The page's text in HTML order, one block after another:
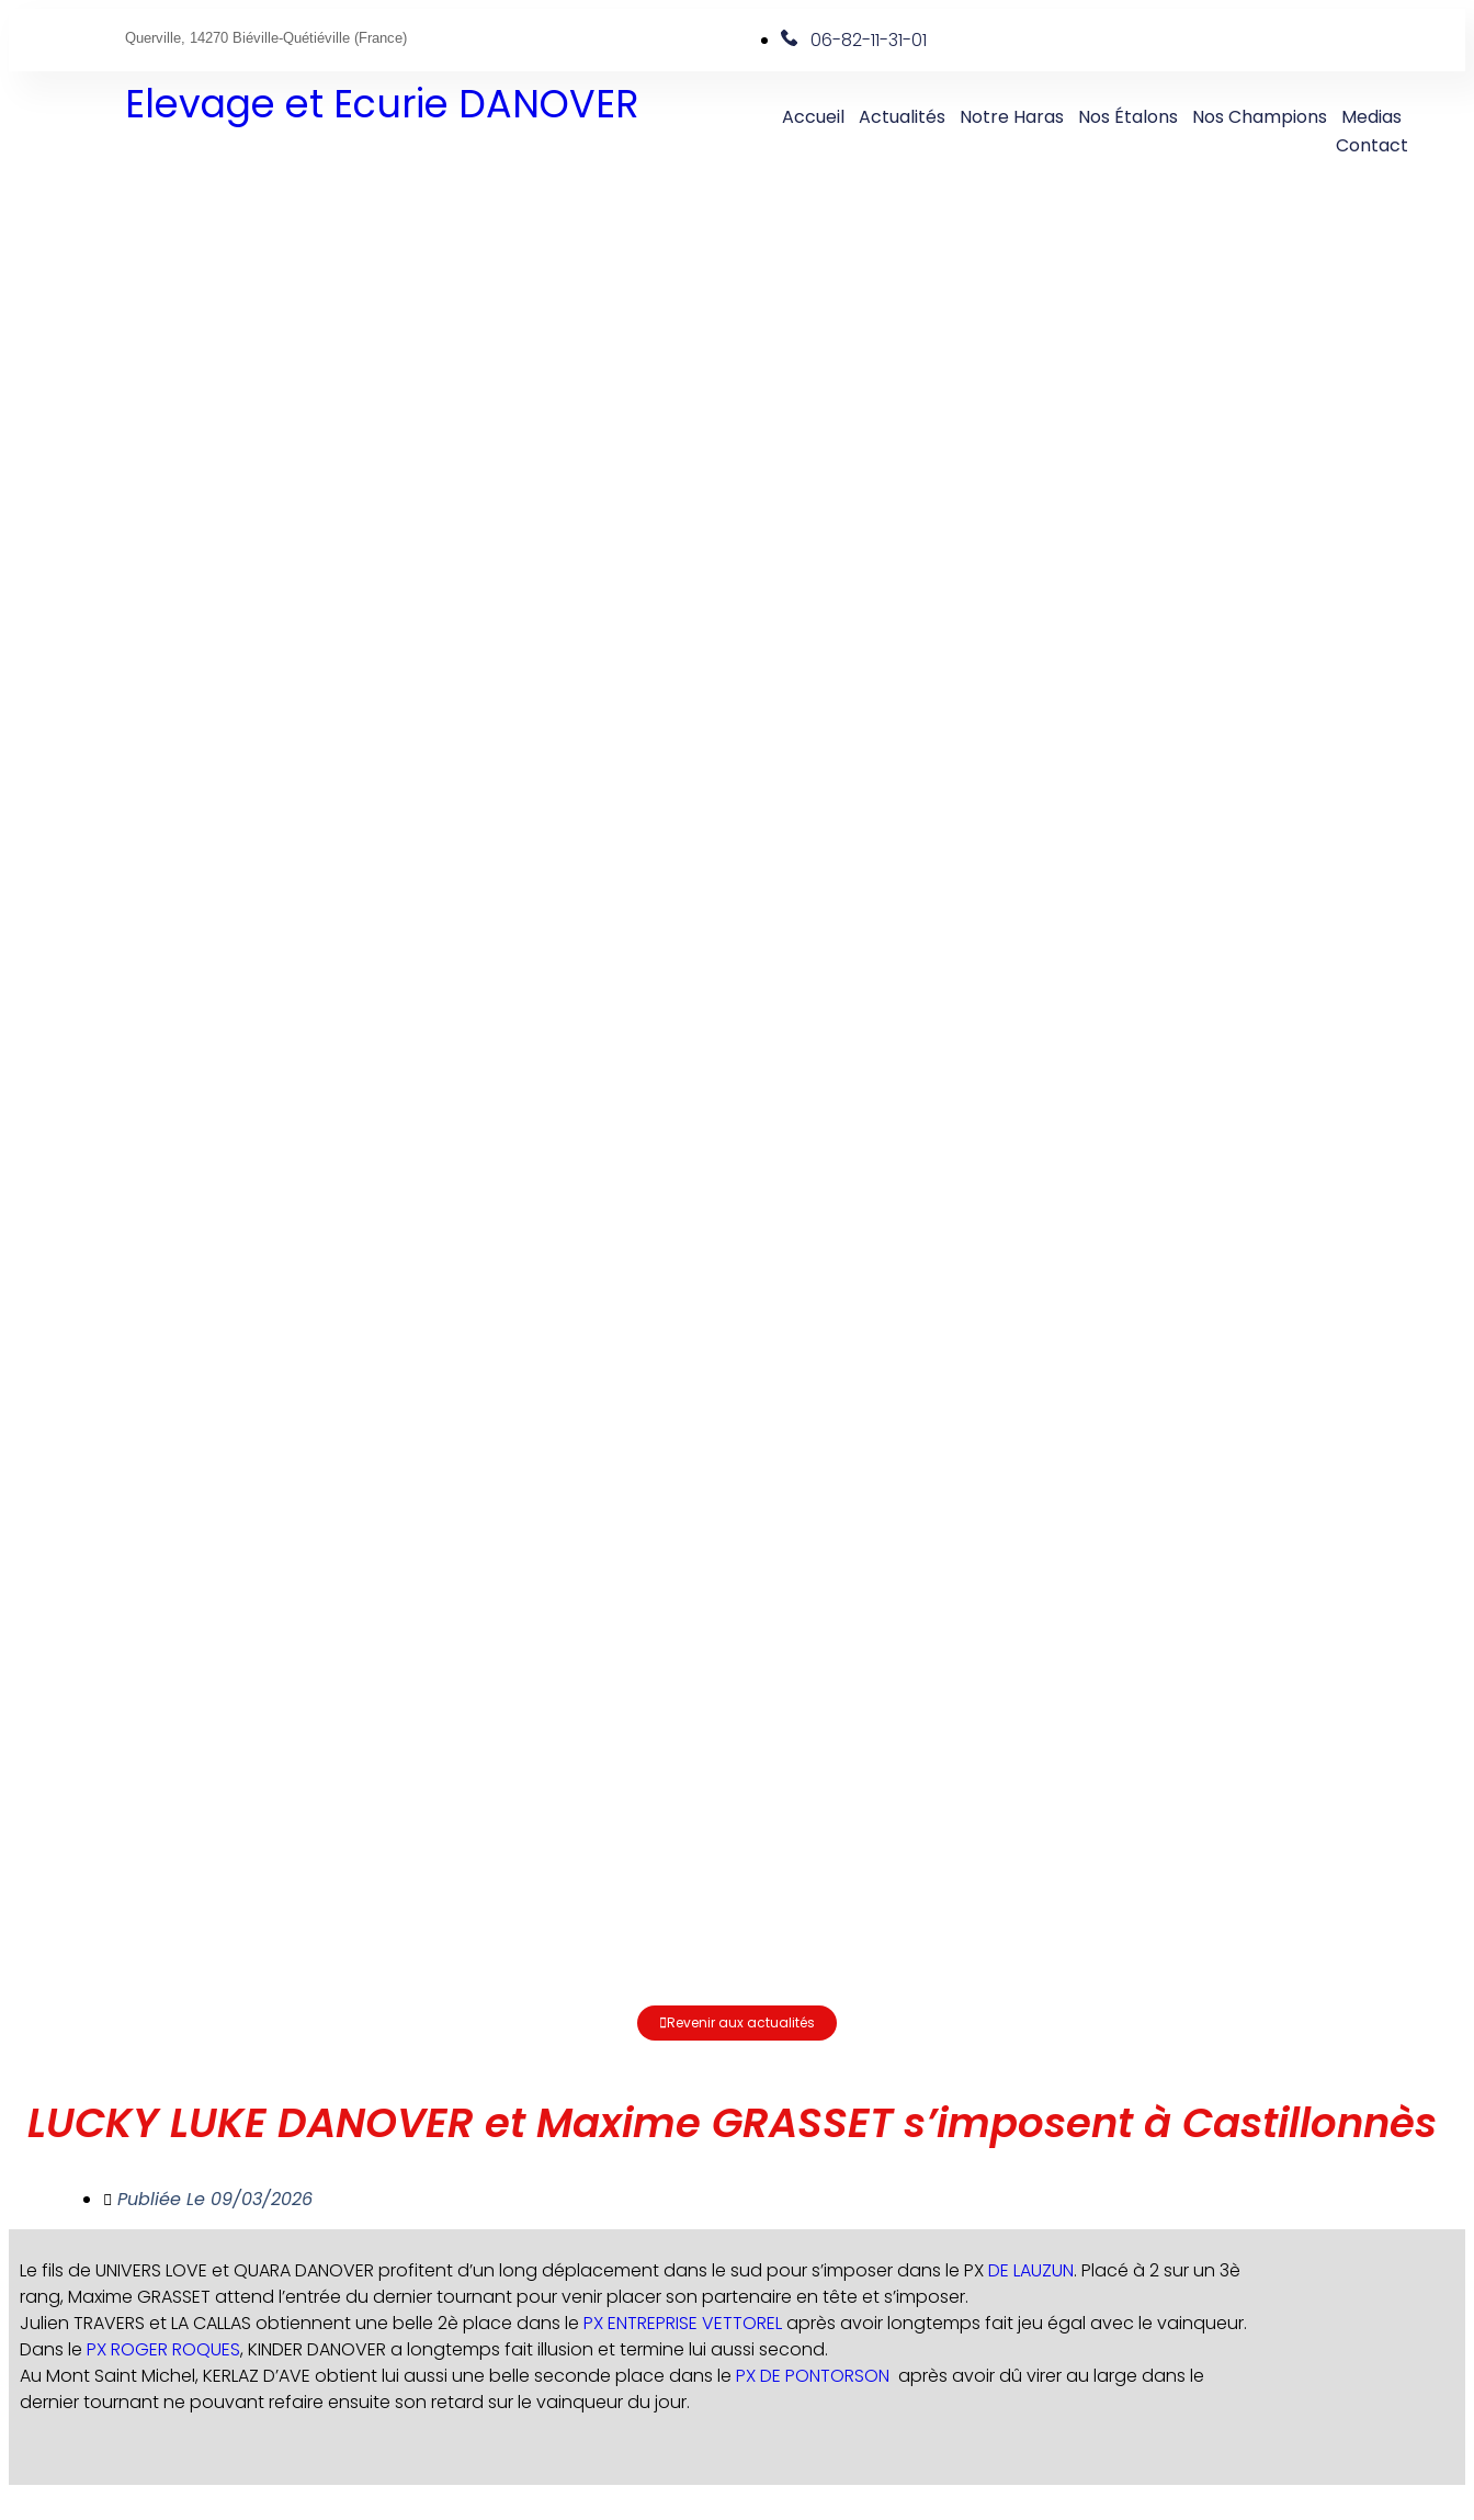
Querville, 14270 Biéville-Quétiéville (France) 06-82-11-31-01
Elevage et Ecurie DANOVER Accueil Actualités Notre Haras Nos Étalons Nos Champions
Medias
Contact
Revenir aux actualités
LUCKY LUKE DANOVER et Maxime GRASSET s’imposent à Castillonnès
Publiée Le 09/03/2026
Le fils de UNIVERS LOVE et QUARA DANOVER profitent d’un long déplacement dans le sud pour s’imposer dans le PXDE LAUZUN. Placé à 2 sur un 3è
rang, Maxime GRASSET attend l’entrée du dernier tournant pour venir placer son partenaire en tête et s’imposer.
Julien TRAVERS et LA CALLAS obtiennent une belle 2è place dans le PX ENTREPRISE VETTORELaprès avoir longtemps fait jeu égal avec le vainqueur.
Dans le PX ROGER ROQUES, KINDER DANOVER a longtemps fait illusion et termine lui aussi second.
Au Mont Saint Michel, KERLAZ D’AVE obtient lui aussi une belle seconde place dans le PX DE PONTORSON après avoir dû virer au large dans le
dernier tournant ne pouvant refaire ensuite son retard sur le vainqueur du jour.